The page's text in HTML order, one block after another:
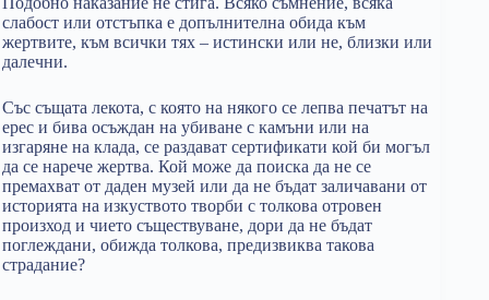
слабост или отстъпка е допълнителна обида към
жертвите, към всички тях – истински или не, близки или
далечни.
Със същата лекота, с която на някого се лепва печатът на
ерес и бива осъждан на убиване с камъни или на
изгаряне на клада, се раздават сертификати кой би могъл
да се нарече жертва. Кой може да поиска да не се
премахват от даден музей или да не бъдат заличавани от
историята на изкуството творби с толкова отровен
произход и чието съществуване, дори да не бъдат
поглеждани, обижда толкова, предизвиква такова
страдание?